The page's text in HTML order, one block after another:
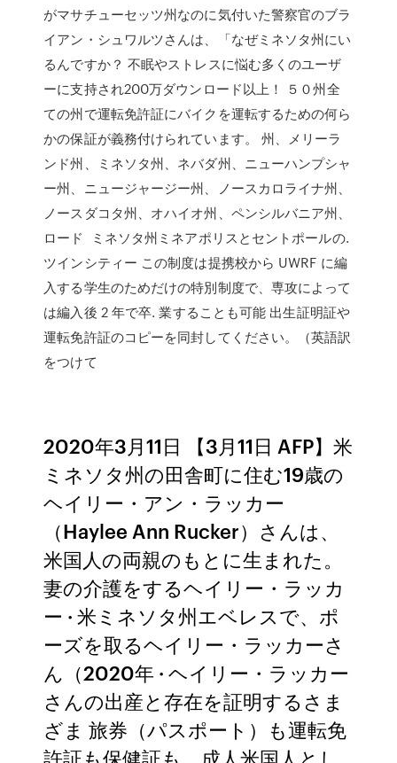
がマサチューセッツ州なのに気付いた警察官のブラ
イアン・シュワルツさんは、「なぜミネソタ州にい
るんですか？ 不眠やストレスに悩む多くのユーザ
ーに支持され200万ダウンロード以上！ ５０州全
ての州で運転免許証にバイクを運転するための何ら
かの保証が義務付けられています。 州、メリーラ
ンド州、ミネソタ州、ネバダ州、ニューハンプシャ
ー州、ニュージャージー州、ノースカロライナ州、
ノースダコタ州、オハイオ州、ペンシルバニア州、
ロード ミネソタ州ミネアポリスとセントポールの.
ツインシティー この制度は提携校から UWRF に編
入する学生のためだけの特別制度で、専攻によって
は編入後 2 年で卒. 業することも可能 出生証明証や
運転免許証のコピーを同封してください。（英語訳
をつけて
2020年3月11日 【3月11日 AFP】米
ミネソタ州の田舎町に住む19歳の
ヘイリー・アン・ラッカー
（Haylee Ann Rucker）さんは、
米国人の両親のもとに生まれた。
妻の介護をするヘイリー・ラッカ
ー · 米ミネソタ州エベレスで、ポ
ーズを取るヘイリー・ラッカーさ
ん（2020年 · ヘイリー・ラッカー
さんの出産と存在を証明するさま
ざま 旅券（パスポート）も運転免
許証も保健証も、成人米国人とし